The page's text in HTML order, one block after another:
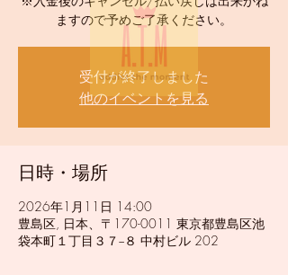
ますので予めご了承ください。
受付が終了しました
他のイベントを見る
日時・場所
2026年1月11日 14:00
豊島区, 日本、〒170-0011 東京都豊島区池
袋本町１丁目３７−８ 中村ビル 202